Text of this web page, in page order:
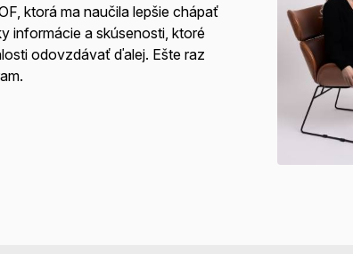
ktorá ma naučila lepšie chápať
informácie a skúsenosti, ktoré
odovzdávať ďalej. Ešte raz